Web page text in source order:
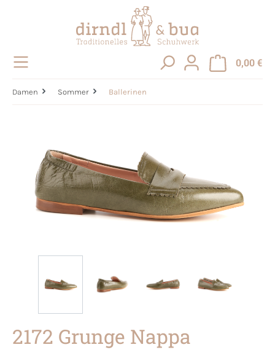
0,00 €
Damen Sommer Ballerinen
2172 Grunge Nappa